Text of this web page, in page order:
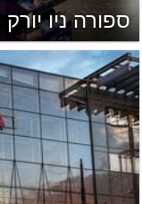
ספורה ניו יורק